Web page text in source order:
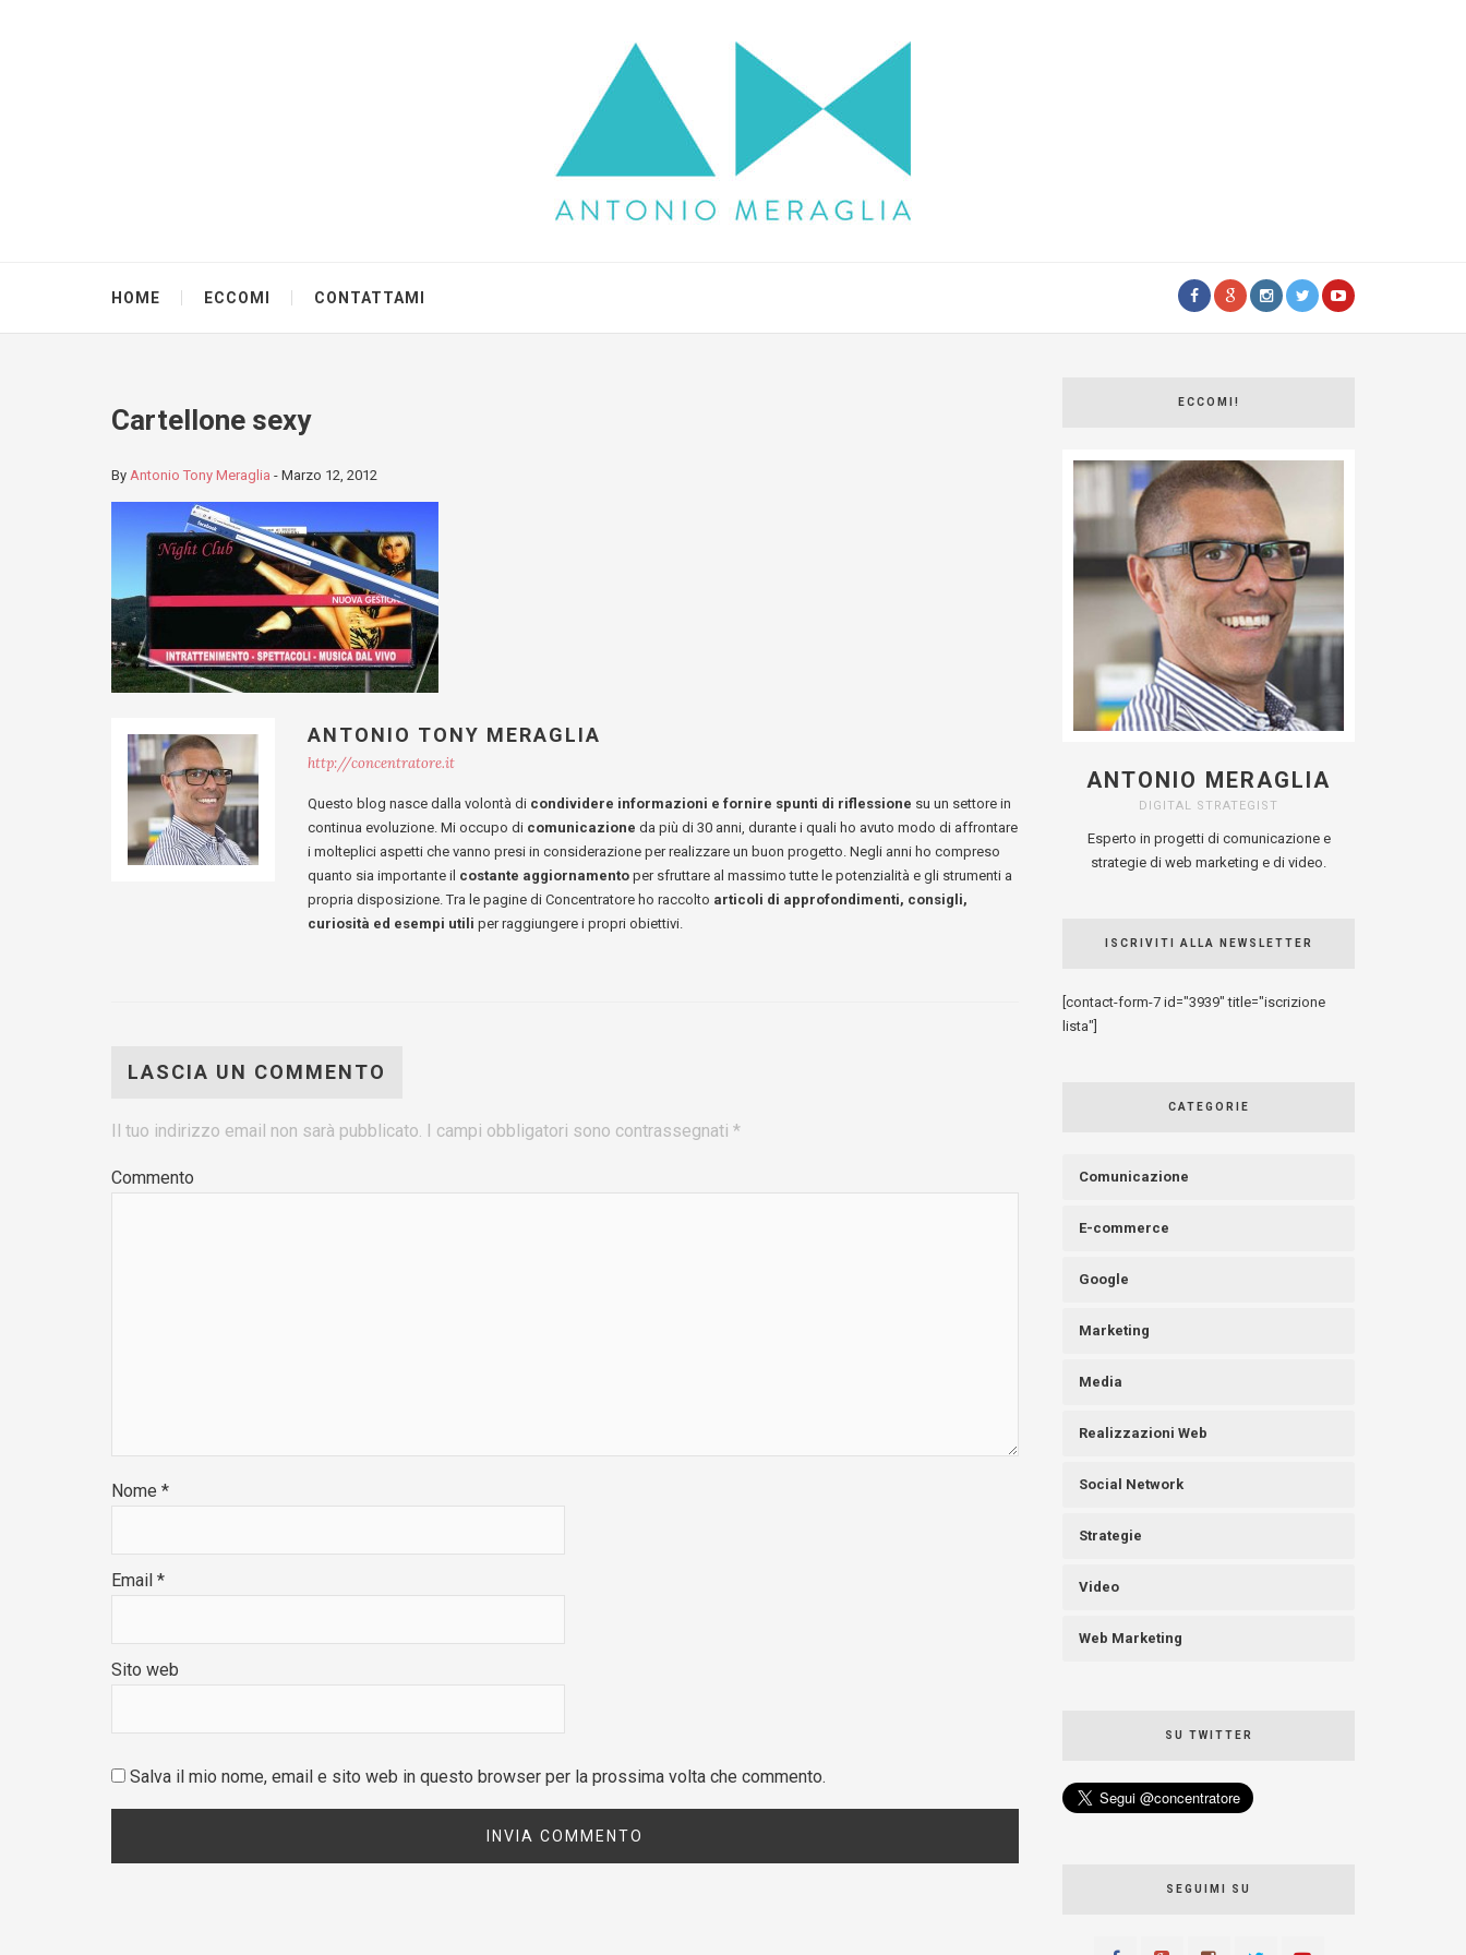
HOME ECCOMI CONTATTAMI
Cartellone sexy
By Antonio Tony Meraglia - Marzo 12, 2012
ANTONIO TONY MERAGLIA
http://concentratore.it
Questo blog nasce dalla volontà di condividere informazioni e fornire spunti di riflessione su un settore in
continua evoluzione. Mi occupo di comunicazione da più di 30 anni, durante i quali ho avuto modo di affrontare
i molteplici aspetti che vanno presi in considerazione per realizzare un buon progetto. Negli anni ho compreso
quanto sia importante il costante aggiornamento per sfruttare al massimo tutte le potenzialità e gli strumenti a
propria disposizione. Tra le pagine di Concentratore ho raccolto articoli di approfondimenti, consigli,
curiosità ed esempi utili per raggiungere i propri obiettivi.
LASCIA UN COMMENTO
Il tuo indirizzo email non sarà pubblicato. I campi obbligatori sono contrassegnati *
Commento
Nome *
Email *
Sito web
Salva il mio nome, email e sito web in questo browser per la prossima volta che commento.
ECCOMI!
ANTONIO MERAGLIA
DIGITAL STRATEGIST
Esperto in progetti di comunicazione e
strategie di web marketing e di video.
ISCRIVITI ALLA NEWSLETTER
[contact-form-7 id="3939" title="iscrizione
lista"]
CATEGORIE
Comunicazione
E-commerce
Google
Marketing
Media
Realizzazioni Web
Social Network
Strategie
Video
Web Marketing
SU TWITTER
SEGUIMI SU